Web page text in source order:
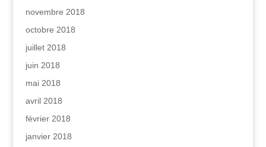
novembre 2018
octobre 2018
juillet 2018
juin 2018
mai 2018
avril 2018
février 2018
janvier 2018